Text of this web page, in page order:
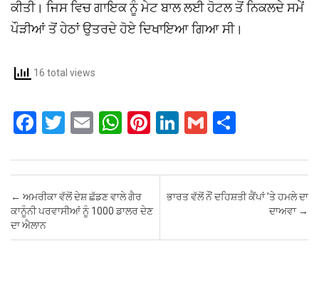
ਕੀਤੀ। ਜਿਸ ਵਿਚ ਗਾਇਕ ਨੂੰ ਮੇਟ ਬਾਲ ਲਈ ਹੋਟਲ ਤੋਂ ਨਿਕਲਦੇ ਸਮੇਂ
ਪੌੜੀਆਂ ਤੋਂ ਹੇਠਾਂ ਉਤਰਦੇ ਹੋਏ ਦਿਖਾਇਆ ਗਿਆ ਸੀ।
16 total views
F
ce
b
o
o
T
tt
er
E
ail
W
at
s
A
p
Pi
er
es
t
Li
ke
dI
G
ail ar
e
Post navigation
← ਅਮਰੀਕਾ ਵੱਲੋਂ ਦੇਸ਼ ਛੱਡਣ ਵਾਲੇ ਗੈਰ
ਕਾਨੂੰਨੀ ਪਰਵਾਸੀਆਂ ਨੂੰ 1000 ਡਾਲਰ ਦੇਣ
ਦਾ ਐਲਾਨ
ਭਾਰਤ ਵੱਲੋਂ ਨੌਂ ਦਹਿਸ਼ਤੀ ਕੈਂਪਾਂ ’ਤੇ ਹਮਲੇ ਦਾ
ਦਾਅਵਾ →